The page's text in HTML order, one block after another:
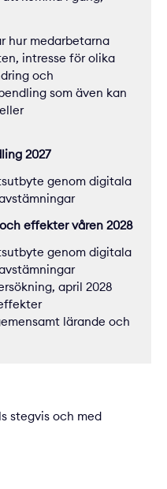
hur medarbetarna
intresse för olika
och
som även kan
2027
genom digitala
effekter våren 2028
genom digitala
april 2028
lärande och
stegvis och med